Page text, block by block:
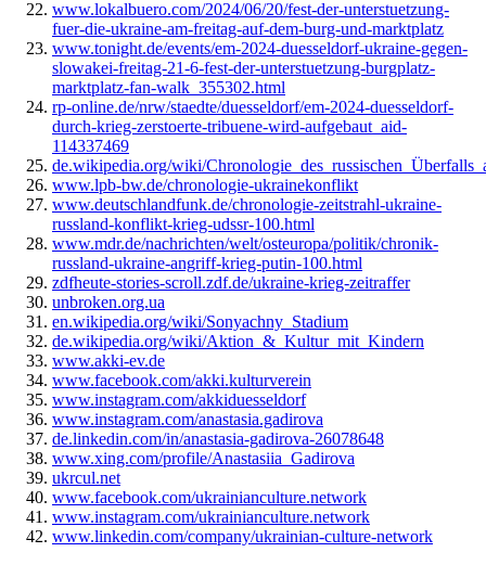
www.lokalbuero.com/2024/06/20/fest-der-unterstuetzung-
fuer-die-ukraine-am-freitag-auf-dem-burg-und-marktplatz
www.tonight.de/events/em-2024-duesseldorf-ukraine-gegen-
slowakei-freitag-21-6-fest-der-unterstuetzung-burgplatz-
marktplatz-fan-walk_355302.html
rp-online.de/nrw/staedte/duesseldorf/em-2024-duesseldorf-
durch-krieg-zerstoerte-tribuene-wird-aufgebaut_aid-
114337469
de.wikipedia.org/wiki/
www.lpb-bw.de/chronologie-ukrainekonflikt
www.deutschlandfunk.de/chronologie-zeitstrahl-ukraine-
russland-konflikt-krieg-udssr-100.html
www.mdr.de/nachrichten/welt/osteuropa/politik/chronik-
russland-ukraine-angriff-krieg-putin-100.html
zdfheute-stories-scroll.zdf.de/ukraine-krieg-zeitraffer
unbroken.org.ua
en.wikipedia.org/wiki/Sonyachny_Stadium
de.wikipedia.org/wiki/Aktion_&_Kultur_mit_Kindern
www.akki-ev.de
www.facebook.com/akki.kulturverein
www.instagram.com/akkiduesseldorf
www.instagram.com/anastasia.gadirova
de.linkedin.com/in/anastasia-gadirova-26078648
www.xing.com/profile/Anastasiia_Gadirova
ukrcul.net
www.facebook.com/ukrainianculture.network
www.instagram.com/ukrainianculture.network
www.linkedin.com/company/ukrainian-culture-network